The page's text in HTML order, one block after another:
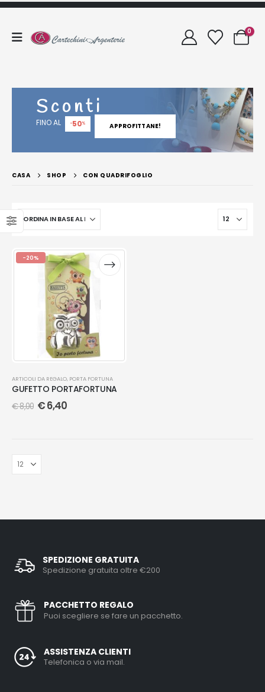
0
Sconti
FINO AL -50% APPROFITTANE!
CASA SHOP CON QUADRIFOGLIO
-20%
ARTICOLI DA REGALO, PORTA FORTUNA
GUFETTO PORTAFORTUNA
€8,00 €6,40
SPEDIZIONE GRATUITA
Spedizione gratuita oltre €200
PACCHETTO REGALO
Puoi scegliere se fare un pacchetto.
ASSISTENZA CLIENTI
Telefonica o via mail.